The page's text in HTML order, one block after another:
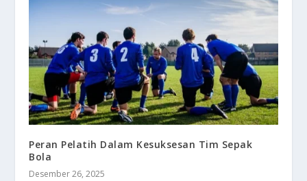
Peran Pelatih Dalam Kesuksesan Tim Sepak
Bola
Desember 26, 2025